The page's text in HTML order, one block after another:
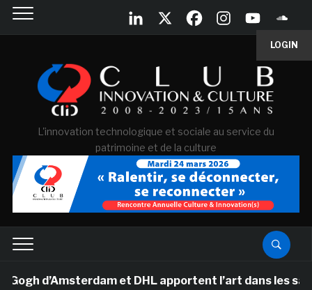
LOGIN
L'innovation technologique et sociale au service du
patrimoine et de la culture
d’Amsterdam et DHL apportent l’art dans les